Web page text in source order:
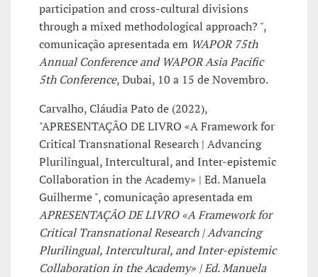
participation and cross-cultural divisions
through a mixed methodological approach? ",
comunicação apresentada em WAPOR 75th
Annual Conference and WAPOR Asia Pacific
5th Conference, Dubai, 10 a 15 de Novembro.
Carvalho, Cláudia Pato de (2022),
"APRESENTAÇÃO DE LIVRO «A Framework for
Critical Transnational Research | Advancing
Plurilingual, Intercultural, and Inter-epistemic
Collaboration in the Academy» | Ed. Manuela
Guilherme ", comunicação apresentada em
APRESENTAÇÃO DE LIVRO «A Framework for
Critical Transnational Research | Advancing
Plurilingual, Intercultural, and Inter-epistemic
Collaboration in the Academy» | Ed. Manuela